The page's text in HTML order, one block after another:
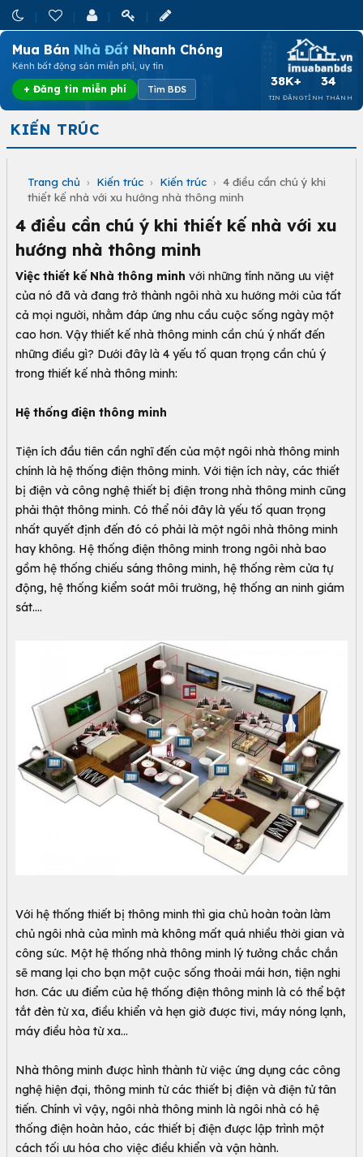
Mua Bán Nhà Đất Nhanh Chóng
Kênh bất động sản miễn phí, uy tín
+ Đăng tin miễn phí Tìm BĐS
38K+
TIN ĐĂNG
34
TỈNH THÀNH
KIẾN TRÚC
Trang chủ › Kiến trúc › Kiến trúc › 4 điều cần chú ý khi
thiết kế nhà với xu hướng nhà thông minh
4 điều cần chú ý khi thiết kế nhà với xu
hướng nhà thông minh
Việc thiết kế Nhà thông minh với những tính năng ưu việt
của nó đã và đang trở thành ngôi nhà xu hướng mới của tất
cả mọi người, nhằm đáp ứng nhu cầu cuộc sống ngày một
cao hơn. Vậy thiết kế nhà thông minh cần chú ý nhất đến
những điều gì? Dưới đây là 4 yếu tố quan trọng cần chú ý
trong thiết kế nhà thông minh:
Hệ thống điện thông minh
Tiện ích đầu tiên cần nghĩ đến của một ngôi nhà thông minh
chính là hệ thống điện thông minh. Với tiện ích này, các thiết
bị điện và công nghệ thiết bị điện trong nhà thông minh cũng
phải thật thông minh. Có thể nói đây là yếu tố quan trọng
nhất quyết định đến đó có phải là một ngôi nhà thông minh
hay không. Hệ thống điện thông minh trong ngôi nhà bao
gồm hệ thống chiếu sáng thông minh, hệ thống rèm cửa tự
động, hệ thống kiểm soát môi trường, hệ thống an ninh giám
sát….
Với hệ thống thiết bị thông minh thì gia chủ hoàn toàn làm
chủ ngôi nhà của mình mà không mất quá nhiều thời gian và
công sức. Một hệ thống nhà thông minh lý tưởng chắc chắn
sẽ mang lại cho bạn một cuộc sống thoải mái hơn, tiện nghi
hơn. Các ưu điểm của hệ thống điện thông minh là có thể bật
tắt đèn từ xa, điều khiển và hẹn giờ được tivi, máy nóng lạnh,
máy điều hòa từ xa...
Nhà thông minh được hình thành từ việc ứng dụng các công
nghệ hiện đại, thông minh từ các thiết bị điện và điện tử tân
tiến. Chính vì vậy, ngôi nhà thông minh là ngôi nhà có hệ
thống điện hoàn hảo, các thiết bị điện được lập trình một
cách tối ưu hóa cho việc điều khiển và vận hành.